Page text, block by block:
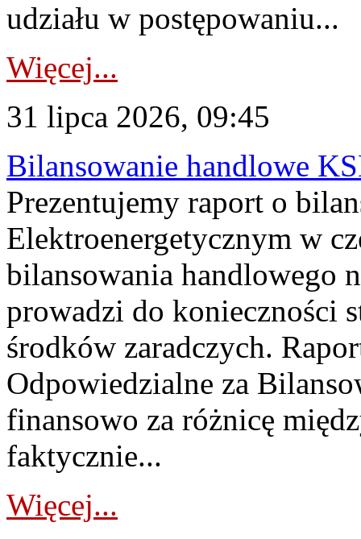
udziału w postępowaniu...
Więcej...
31 lipca 2026, 09:45
Bilansowanie handlowe
Prezentujemy raport o
Elektroenergetycznym w
bilansowania handlowego
prowadzi do konieczności
środków zaradczych.
Odpowiedzialne za
finansowo za różnicę
faktycznie...
Więcej...